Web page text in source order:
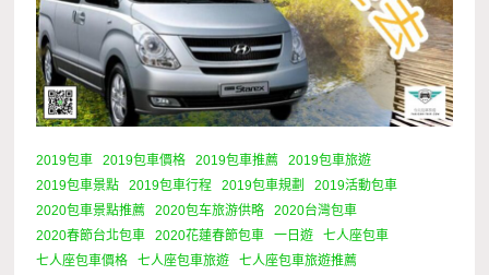
2019包車 2019包車價格 2019包車推薦
2019包車旅遊
2019包車景點
2019包車行程 2019包車規劃
2019活動包車
2020包車景點推薦
2020包车旅游供略
2020台灣包車
2020春節台北包車
2020花蓮春節包車 一日遊
七人座包車
七人座包車價格
七人座包車旅遊
七人座包車旅遊推薦